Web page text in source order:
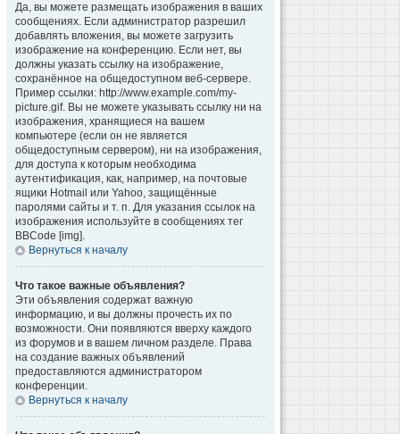
Да, вы можете размещать изображения в ваших
сообщениях. Если администратор разрешил
добавлять вложения, вы можете загрузить
изображение на конференцию. Если нет, вы
должны указать ссылку на изображение,
сохранённое на общедоступном веб-сервере.
Пример ссылки: http://www.example.com/my-
picture.gif. Вы не можете указывать ссылку ни на
изображения, хранящиеся на вашем
компьютере (если он не является
общедоступным сервером), ни на изображения,
для доступа к которым необходима
аутентификация, как, например, на почтовые
ящики Hotmail или Yahoo, защищённые
паролями сайты и т. п. Для указания ссылок на
изображения используйте в сообщениях тег
BBCode [img].
Вернуться к началу
Что такое важные объявления?
Эти объявления содержат важную
информацию, и вы должны прочесть их по
возможности. Они появляются вверху каждого
из форумов и в вашем личном разделе. Права
на создание важных объявлений
предоставляются администратором
конференции.
Вернуться к началу